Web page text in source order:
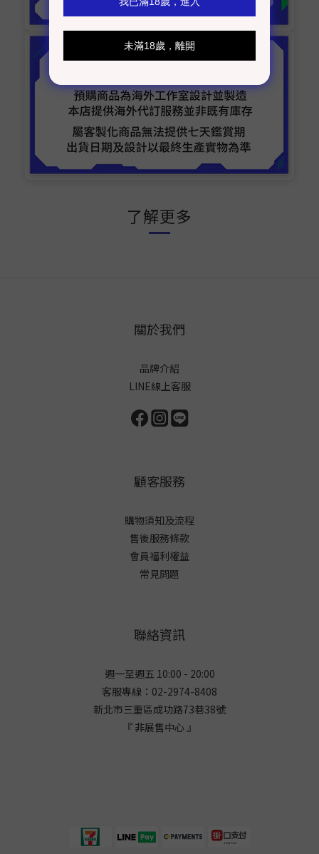
了解更多
關於我們
品牌介紹
LINE線上客服
顧客服務
購物須知及流程
售後服務條款
會員福利權益
常見問題
聯絡資訊
週一至週五 10:00 - 20:00
客服專線：02-2974-8408
新北市三重區成功路73巷38號
『 非展售中心 』